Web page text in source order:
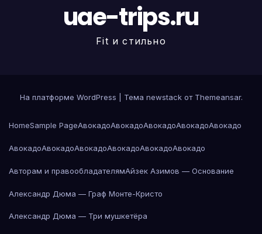
uae-trips.ru
Fit и стильно
На платформе WordPress Тема newstack от Themeansar.
HomeSample PageАвокадоАвокадоАвокадоАвокадоАвокадо
АвокадоАвокадоАвокадоАвокадоАвокадоАвокадо
Авторам и правообладателямАйзек Азимов — Основание
Александр Дюма — Граф Монте-Кристо
Александр Дюма — Три мушкетёра